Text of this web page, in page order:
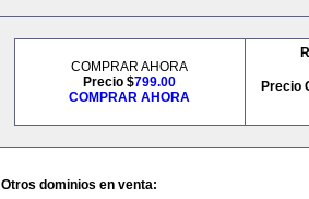
COMPRAR AHORA
Precio $799.00
COMPRAR AHORA
Precio
Otros dominios en venta: